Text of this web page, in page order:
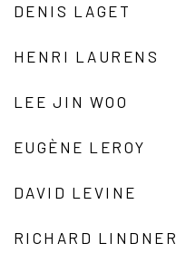
DENIS LAGET
HENRI LAURENS
LEE JIN WOO
EUGÈNE LEROY
DAVID LEVINE
RICHARD LINDNER